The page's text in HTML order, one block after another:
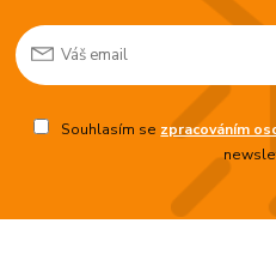
Souhlasím se zpracováním